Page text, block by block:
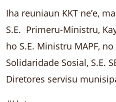
Iha reuniaun KKT ne’e,
S.E. Primeru-Ministru,
ho S.E. Ministru MAPF,
Solidaridade Sosial, S.E.
Diretores servisu